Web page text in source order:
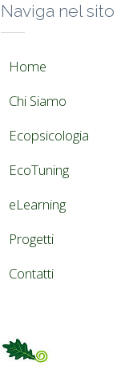
Naviga nel sito
Home
Chi Siamo
Ecopsicologia
EcoTuning
eLearning
Progetti
Contatti